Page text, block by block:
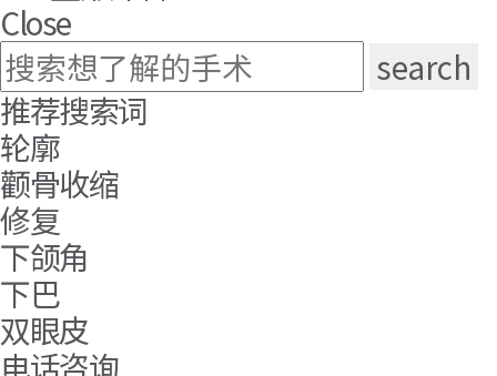
Close
推荐搜索词
轮廓
颧骨收缩
修复
下颌角
下巴
双眼皮
电话咨询